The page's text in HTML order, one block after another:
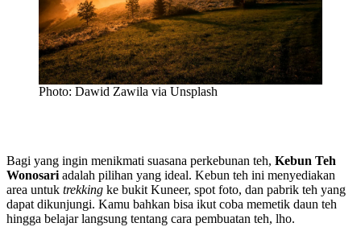
Photo: Dawid Zawila via Unsplash
Bagi yang ingin menikmati suasana perkebunan teh, Kebun Teh
Wonosari adalah pilihan yang ideal. Kebun teh ini menyediakan
area untuk trekking ke bukit Kuneer, spot foto, dan pabrik teh yang
dapat dikunjungi. Kamu bahkan bisa ikut coba memetik daun teh
hingga belajar langsung tentang cara pembuatan teh, lho.